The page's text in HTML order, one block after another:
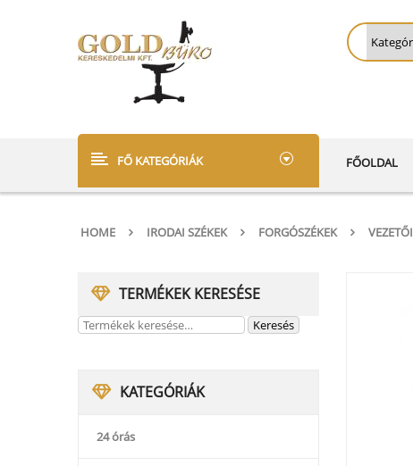
FŐ KATEGÓRIÁK FŐOLDAL
HOME IRODAI SZÉKEK FORGÓSZÉKEK VEZETŐI
TERMÉKEK KERESÉSE
KATEGÓRIÁK
24 órás